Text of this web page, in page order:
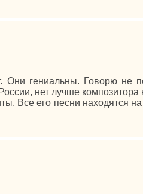
Они гениальны. Говорю не
нет лучше
Все его песни находятся